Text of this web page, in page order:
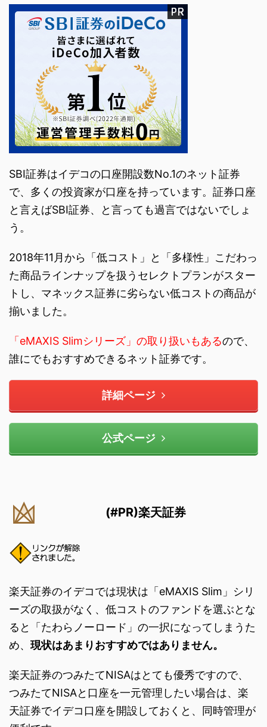
SBI証券はイデコの口座開設数No.1のネット証券
で、多くの投資家が口座を持っています。証券口座
と言えばSBI証券、と言っても過言ではないでしょ
う。
2018年11月から「低コスト」と「多様性」こだわっ
た商品ラインナップを扱うセレクトプランがスター
トし、マネックス証券に劣らない低コストの商品が
揃いました。
「eMAXIS Slimシリーズ」の取り扱いもあるので、
誰にでもおすすめできるネット証券です。
詳細ページ
公式ページ
(#PR)楽天証券
楽天証券のイデコでは現状は「eMAXIS Slim」シリ
ーズの取扱がなく、低コストのファンドを選ぶとな
ると「たわらノーロード」の一択になってしまうた
め、 現状はあまりおすすめではありません。
楽天証券のつみたてNISAはとても優秀ですので、
つみたてNISAと口座を一元管理したい場合は、楽
天証券でイデコ口座を開設しておくと、同時管理が